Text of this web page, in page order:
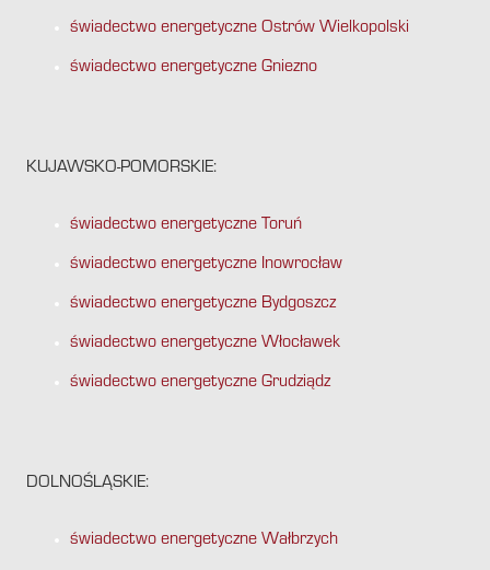
świadectwo energetyczne Ostrów Wielkopolski
świadectwo energetyczne Gniezno
KUJAWSKO-POMORSKIE:
świadectwo energetyczne Toruń
świadectwo energetyczne Inowrocław
świadectwo energetyczne Bydgoszcz
świadectwo energetyczne Włocławek
świadectwo energetyczne Grudziądz
DOLNOŚLĄSKIE:
świadectwo energetyczne Wałbrzych